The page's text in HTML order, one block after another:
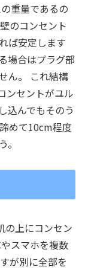
重量であるの
のコンセント
ば安定します
場合はプラグ部
ん。 これ結構
ンセントがユル
込んでもそのう
めて10cm程度
の上にコンセン
スマホを複数
が別に全部を